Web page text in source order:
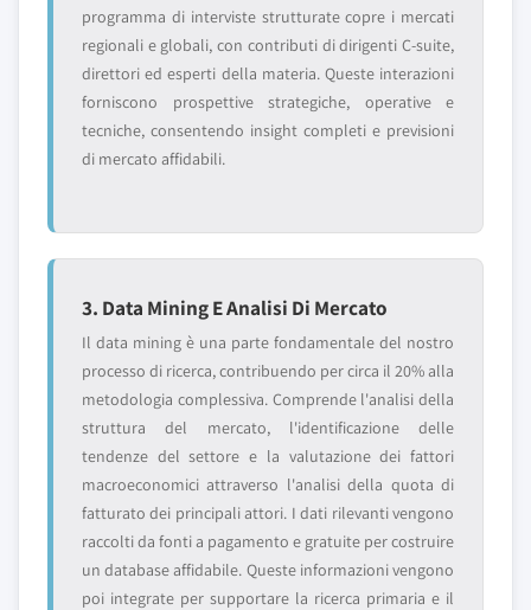
programma di interviste strutturate copre i mercati
regionali e globali, con contributi di dirigenti C-suite,
direttori ed esperti della materia. Queste interazioni
forniscono prospettive strategiche, operative e
tecniche, consentendo insight completi e previsioni
di mercato affidabili.
3. Data Mining E Analisi Di Mercato
Il data mining è una parte fondamentale del nostro
processo di ricerca, contribuendo per circa il 20% alla
metodologia complessiva. Comprende l'analisi della
struttura del mercato, l'identificazione delle
tendenze del settore e la valutazione dei fattori
macroeconomici attraverso l'analisi della quota di
fatturato dei principali attori. I dati rilevanti vengono
raccolti da fonti a pagamento e gratuite per costruire
un database affidabile. Queste informazioni vengono
poi integrate per supportare la ricerca primaria e il